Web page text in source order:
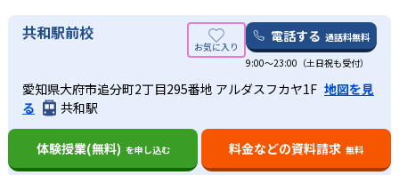
共和駅前校 電話する 通話料無料
9:00～23:00（土日祝も受付）
愛知県大府市追分町2丁目295番地 アルダスフカヤ1F 地図を見
る
共和駅
体験授業(無料) を申し込む 料金などの資料請求 無料